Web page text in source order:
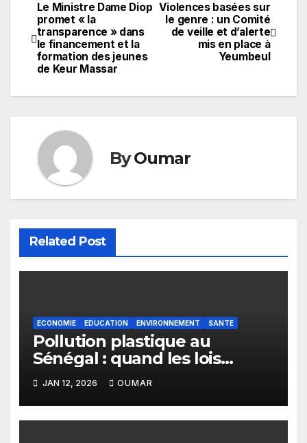
Navigation
de
l’article
Violences basées sur
le genre : un Comité
de veille et d’alerte
mis en place à
Yeumbeul
Le Ministre Dame Diop
promet « la
transparence » dans
le financement et la
formation des jeunes
de Keur Massar
ByOumar
Related Post
ECONOMIE EDUCATION ENVIRONNEMENT SANTE
Pollution plastique au
Sénégal : quand les lois
restent sans effet
JAN 12, 2026 OUMAR